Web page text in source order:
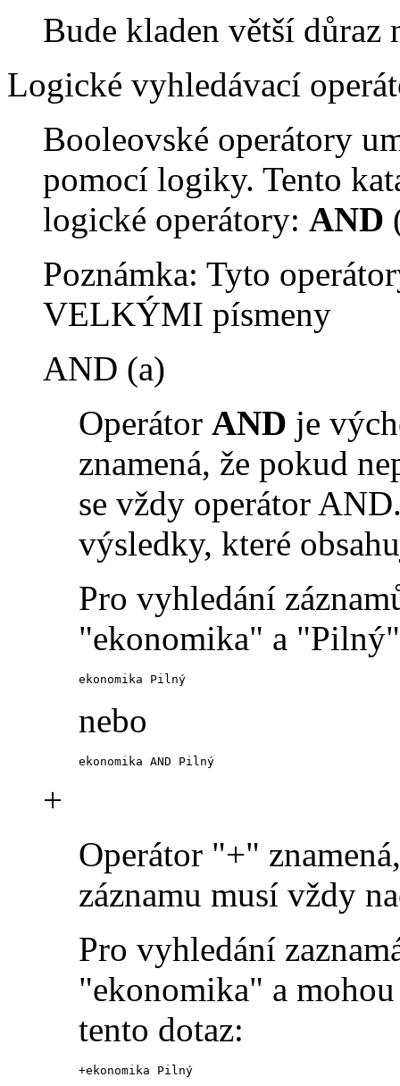
Bude kladen větší
Logické vyhledávací
Booleovské operátory
pomocí logiky. Tento
logické operátory: AND
Poznámka: Tyto
VELKÝMI písmeny
AND (a)
Operátor AND je
znamená, že pokud
se vždy operátor
výsledky, které
Pro vyhledání
"ekonomika" a
ekonomika Pilný
nebo
ekonomika AND Pilný
+
Operátor "+"
záznamu musí vždy
Pro vyhledání
"ekonomika" a
tento dotaz:
+ekonomika Pilný